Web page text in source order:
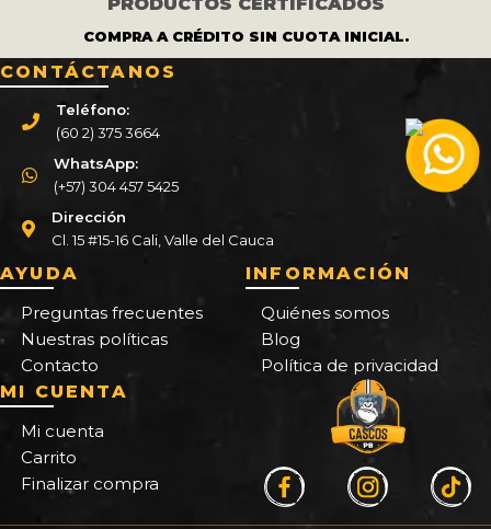
COMPRA A CRÉDITO SIN CUOTA INICIAL.
CONTÁCTANOS
Teléfono:
(60 2) 375 3664
WhatsApp:
(+57) 304 457 5425
Dirección
Cl. 15 #15-16 Cali, Valle del Cauca
AYUDA
Preguntas frecuentes
Nuestras políticas
Contacto
INFORMACIÓN
Quiénes somos
Blog
Política de privacidad
MI CUENTA
Mi cuenta
Carrito
Finalizar compra